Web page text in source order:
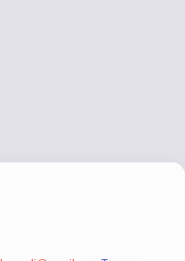
yeni giriş